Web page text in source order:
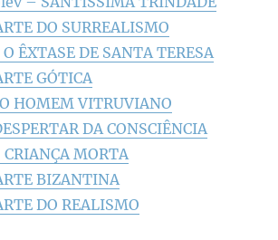
DO SURREALISMO
ÊXTASE DE SANTA TERESA
GÓTICA
HOMEM VITRUVIANO
DA CONSCIÊNCIA
MORTA
BIZANTINA
DO REALISMO